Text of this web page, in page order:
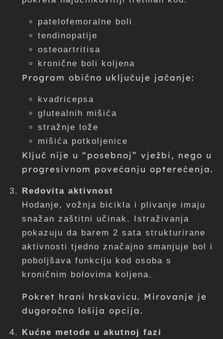
patelofemoralne boli
tendinopatije
osteoartritisa
kronične boli koljena
Program obično uključuje jačanje:
kvadricepsa
glutealnih mišića
stražnje lože
mišića potkoljenice
Ključ nije u “posebnoj” vježbi, nego u
progresivnom povećanju opterećenja.
Redovita aktivnost
Hodanje, vožnja bicikla i plivanje imaju
snažan zaštitni učinak. Istraživanja
pokazuju da barem 2 sata strukturirane
aktivnosti tjedno značajno smanjuje bol i
poboljšava funkciju kod osoba s
kroničnim bolovima koljena.
Pokret hrani hrskavicu. Mirovanje je
dugoročno lošija opcija.
Kućne metode u akutnoj fazi